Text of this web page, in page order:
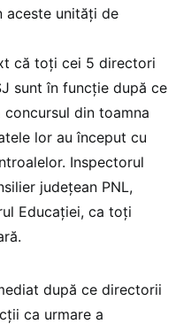
aceste unități de
că toți cei 5 directori
sunt în funcție după ce
din toamna
lor au început cu
Inspectorul
județean PNL,
Educației, ca toți
după ce directorii
ca urmare a